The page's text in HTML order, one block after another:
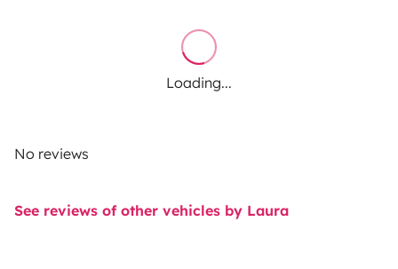
Loading...
No reviews
See reviews of other vehicles by Laura